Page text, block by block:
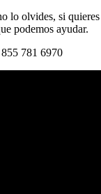
lo olvides, si
podemos ayudar.
781 6970